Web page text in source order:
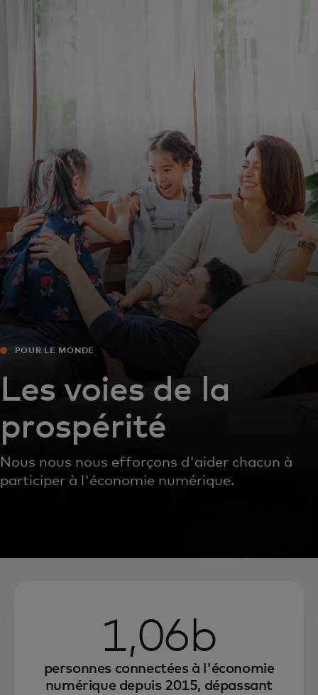
Pour vous
Pour les innovateurs
Actualités et tendances
POUR LE MONDE
Les voies de la
prospérité
Nous nous nous efforçons d'aider chacun à
participer à l'économie numérique.
1,06b
personnes connectées à l'économie
numérique depuis 2015, dépassant